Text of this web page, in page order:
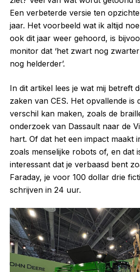
Een verbeterde versie ten
jaar. Het voorbeeld wat ik altijd
ook dit jaar weer gehoord, is
monitor dat ‘het zwart nog
nog helderder’.
In dit artikel lees je wat mij betreft
zaken van CES. Het opvallende is
verschil kan maken, zoals de
onderzoek van Dassault naar de
hart. Of dat het een impact maakt
zoals menselijke robots of, en dat
interessant dat je verbaasd bent
Faraday, je voor 100 dollar drie
schrijven in 24 uur.